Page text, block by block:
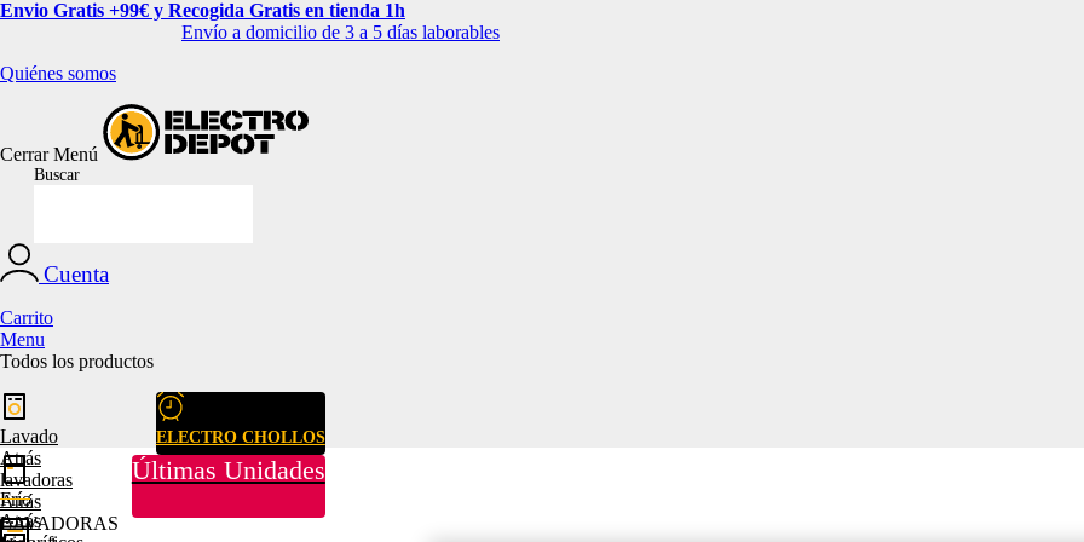
Envio Gratis +99€ y Recogida Gratis en tienda 1h
Envío a domicilio de 3 a 5 días laborables
Quiénes somos
CerrarMenú
Buscar
Cuenta
Carrito
Menu
Todos los productos
ELECTRO CHOLLOS
Últimas Unidades
Lavado
Atrás
lavadoras
Atrás
LAVADORAS
Frío
Atrás